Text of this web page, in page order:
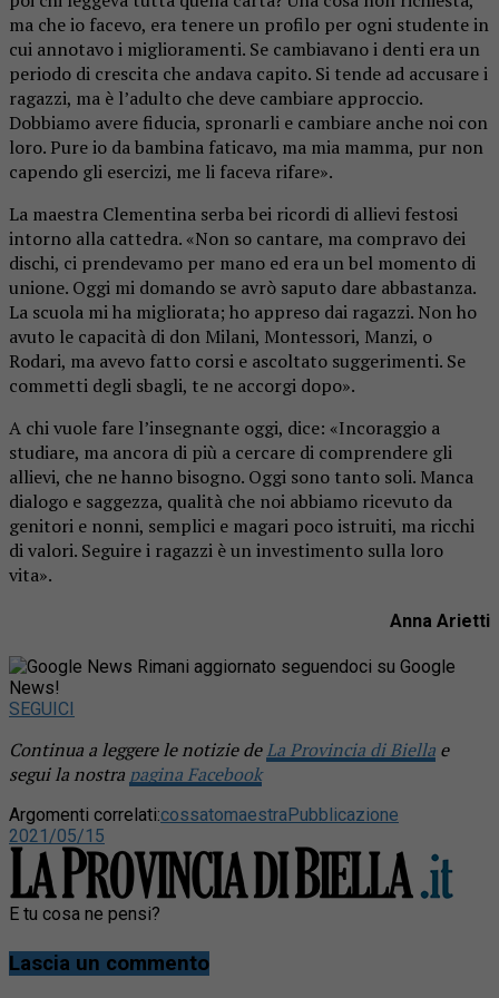
ma che io facevo, era tenere un profilo per ogni studente in
cui annotavo i miglioramenti. Se cambiavano i denti era un
periodo di crescita che andava capito. Si tende ad accusare i
ragazzi, ma è l’adulto che deve cambiare approccio.
Dobbiamo avere fiducia, spronarli e cambiare anche noi con
loro. Pure io da bambina faticavo, ma mia mamma, pur non
capendo gli esercizi, me li faceva rifare».
La maestra Clementina serba bei ricordi di allievi festosi
intorno alla cattedra. «Non so cantare, ma compravo dei
dischi, ci prendevamo per mano ed era un bel momento di
unione. Oggi mi domando se avrò saputo dare abbastanza.
La scuola mi ha migliorata; ho appreso dai ragazzi. Non ho
avuto le capacità di don Milani, Montessori, Manzi, o
Rodari, ma avevo fatto corsi e ascoltato suggerimenti. Se
commetti degli sbagli, te ne accorgi dopo».
A chi vuole fare l’insegnante oggi, dice: «Incoraggio a
studiare, ma ancora di più a cercare di comprendere gli
allievi, che ne hanno bisogno. Oggi sono tanto soli. Manca
dialogo e saggezza, qualità che noi abbiamo ricevuto da
genitori e nonni, semplici e magari poco istruiti, ma ricchi
di valori. Seguire i ragazzi è un investimento sulla loro
vita».
Anna Arietti
Rimani aggiornato seguendoci su Google
News!
SEGUICI
Continua a leggere le notizie deLa Provincia di Biella e
segui la nostra pagina Facebook
Argomenti correlati:cossatomaestraPubblicazione
2021/05/15
E tu cosa ne pensi?
Lascia un commento